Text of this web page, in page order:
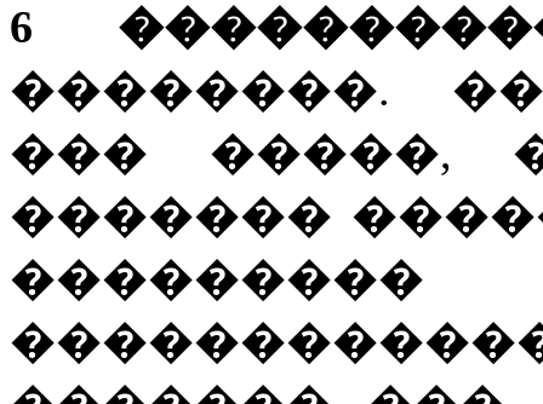
6
��������.
��� �����,
�������
���������